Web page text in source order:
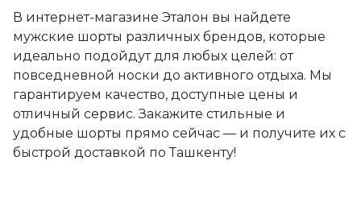
В интернет-магазине Эталон вы найдете
мужские шорты различных брендов, которые
идеально подойдут для любых целей: от
повседневной носки до активного отдыха. Мы
гарантируем качество, доступные цены и
отличный сервис. Закажите стильные и
удобные шорты прямо сейчас — и получите их с
быстрой доставкой по Ташкенту!